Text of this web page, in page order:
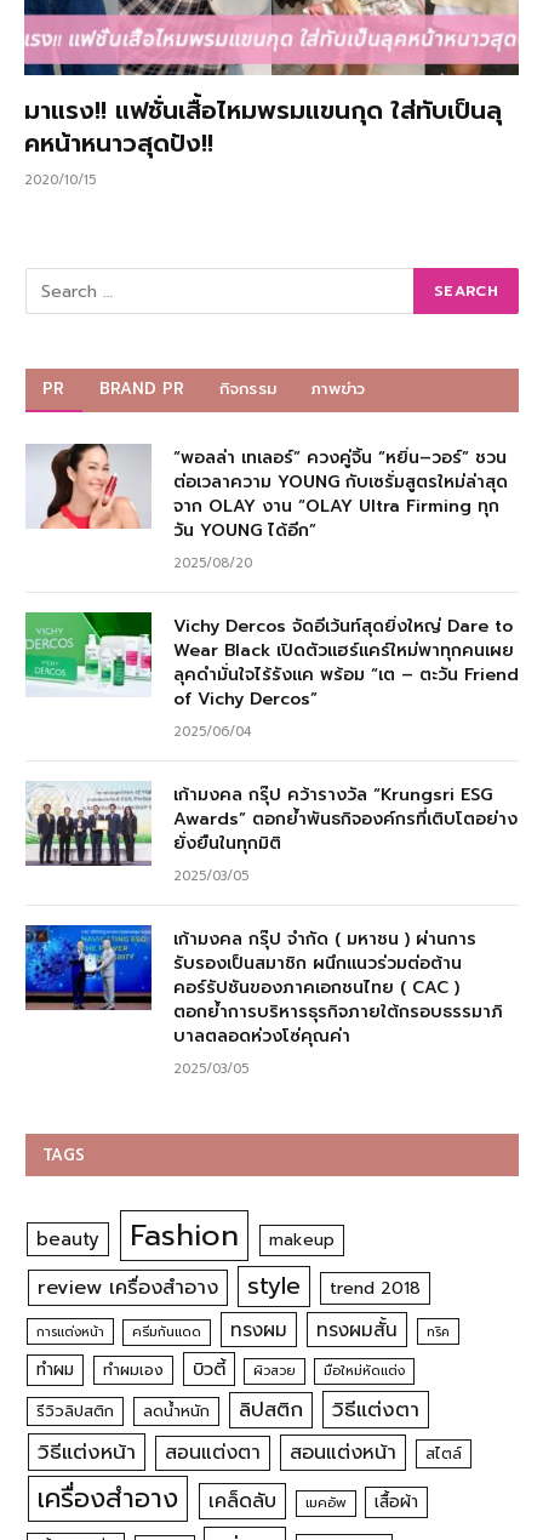
มาแรง!! แฟชั่นเสื้อไหมพรมแขนกุด ใส่ทับเป็นลุ
คหน้าหนาวสุดปัง!!
2020/10/15
PR BRAND PR กิจกรรม ภาพข่าว
“พอลล่า เทเลอร์” ควงคู่จิ้น “หยิ่น–วอร์” ชวน
ต่อเวลาความ YOUNG กับเซรั่มสูตรใหม่ล่าสุด
จาก OLAY งาน “OLAY Ultra Firming ทุก
วัน YOUNG ได้อีก”
2025/08/20
Vichy Dercos จัดอีเว้นท์สุดยิ่งใหญ่ Dare to
Wear Black เปิดตัวแฮร์แคร์ใหม่พาทุกคนเผย
ลุคดำมั่นใจไร้รังแค พร้อม “เต – ตะวัน Friend
of Vichy Dercos”
2025/06/04
เก้ามงคล กรุ๊ป คว้ารางวัล “Krungsri ESG
Awards” ตอกย้ำพันธกิจองค์กรที่เติบโตอย่าง
ยั่งยืนในทุกมิติ
2025/03/05
เก้ามงคล กรุ๊ป จำกัด ( มหาชน ) ผ่านการ
รับรองเป็นสมาชิก ผนึกแนวร่วมต่อต้าน
คอร์รัปชันของภาคเอกชนไทย ( CAC )
ตอกย้ำการบริหารธุรกิจภายใต้กรอบธรรมาภิ
บาลตลอดห่วงโซ่คุณค่า
2025/03/05
TAGS
beauty Fashion makeup
review เครื่องสำอาง style trend 2018
การแต่งหน้า ครีมกันแดด ทรงผม ทรงผมสั้น ทริค
ทำผม ทำผมเอง บิวตี้ ผิวสวย มือใหม่หัดแต่ง
รีวิวลิปสติก ลดน้ำหนัก ลิปสติก
วิธีแต่งตา
วิธีแต่งหน้า
สอนแต่งตา สอนแต่งหน้า สไตล์
เครื่องสำอาง เคล็ดลับ เมคอัพ เสื้อผ้า